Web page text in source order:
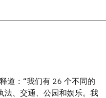
道：“我们有 26 个不同的
法、交通、公园和娱乐。我